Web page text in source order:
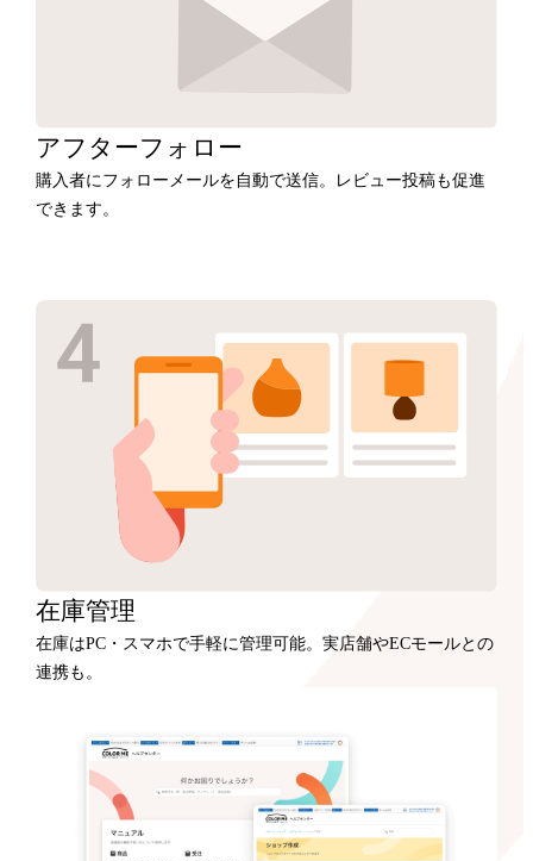
アフターフォロー
購入者にフォローメールを自動で送信。レビュー投稿も促進
できます。
在庫管理
在庫はPC・スマホで手軽に管理可能。実店舗やECモールとの
連携も。